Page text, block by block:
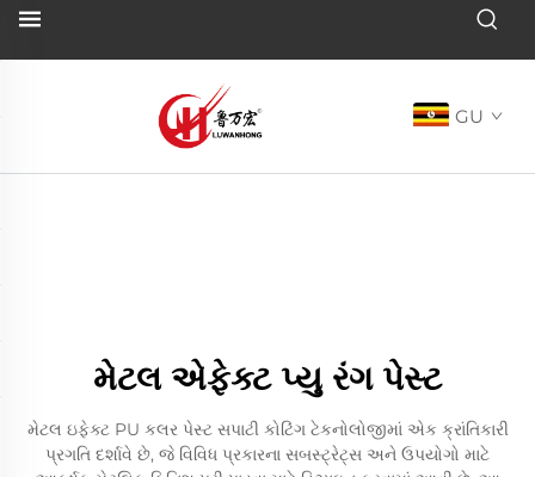
GU
મેટલ એફેક્ટ પ્યુ રંગ પેસ્ટ
મેટલ ઇફેક્ટ PU કલર પેસ્ટ સપાટી કોટિંગ ટેકનોલોજીમાં એક ક્રાંતિકારી
પ્રગતિ દર્શાવે છે, જે વિવિધ પ્રકારના સબસ્ટ્રેટ્સ અને ઉપયોગો માટે